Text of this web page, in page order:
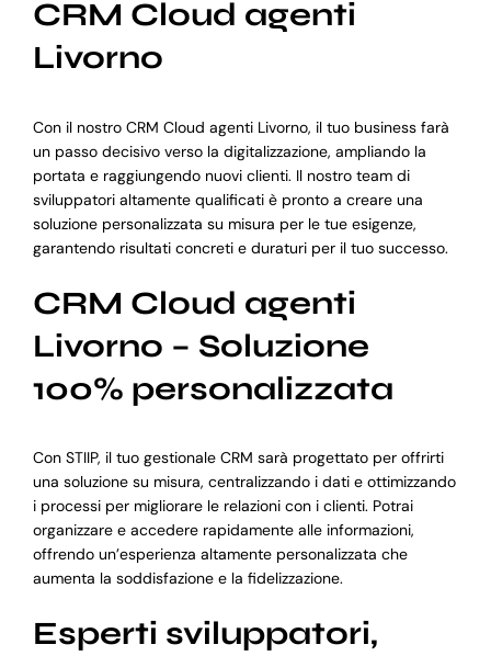
CRM Cloud agenti
Livorno
Con il nostro CRM Cloud agenti Livorno, il tuo business farà
un passo decisivo verso la digitalizzazione, ampliando la
portata e raggiungendo nuovi clienti. Il nostro team di
sviluppatori altamente qualificati è pronto a creare una
soluzione personalizzata su misura per le tue esigenze,
garantendo risultati concreti e duraturi per il tuo successo.
CRM Cloud agenti
Livorno – Soluzione
100% personalizzata
Con STIIP, il tuo gestionale CRM sarà progettato per offrirti
una soluzione su misura, centralizzando i dati e ottimizzando
i processi per migliorare le relazioni con i clienti. Potrai
organizzare e accedere rapidamente alle informazioni,
offrendo un’esperienza altamente personalizzata che
aumenta la soddisfazione e la fidelizzazione.
Esperti sviluppatori,